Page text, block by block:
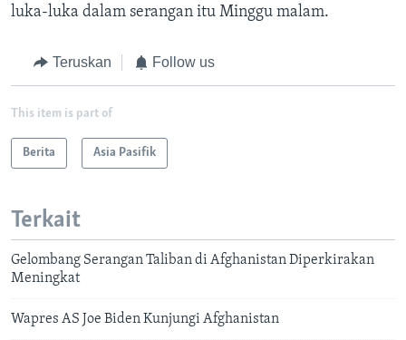
luka-luka dalam serangan itu Minggu malam.
Teruskan Follow us
This item is part of
Berita Asia Pasifik
Terkait
Gelombang Serangan Taliban di Afghanistan Diperkirakan
Meningkat
Wapres AS Joe Biden Kunjungi Afghanistan